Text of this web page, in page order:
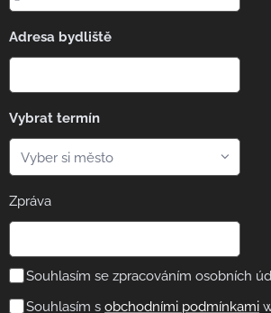
Adresa bydliště
Vybrat termín
Zpráva
Souhlasím se zpracováním osobních
Souhlasím s obchodními podmínkami